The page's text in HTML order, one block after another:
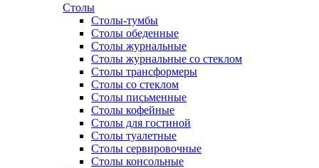
Столы
Столы-тумбы
Столы обеденные
Столы журнальные
Столы журнальные со стеклом
Столы трансформеры
Столы со стеклом
Столы письменные
Столы кофейные
Столы для гостиной
Столы туалетные
Столы сервировочные
Столы консольные